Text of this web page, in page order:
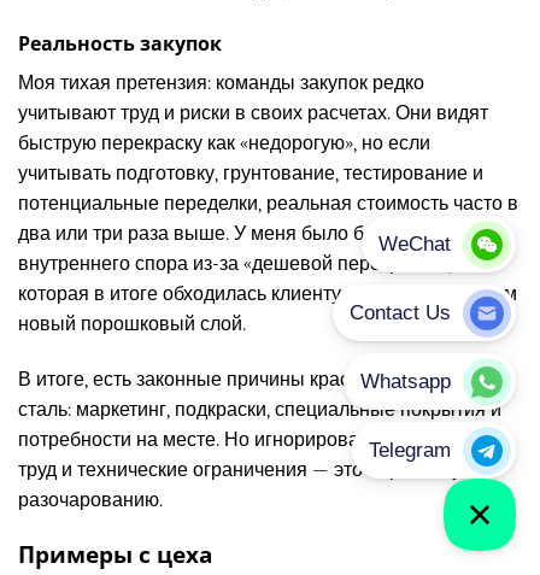
Реальность закупок
Моя тихая претензия: команды закупок редко
учитывают труд и риски в своих расчетах. Они видят
быструю перекраску как «недорогую», но если
учитывать подготовку, грунтование, тестирование и
потенциальные переделки, реальная стоимость часто в
два или три раза выше. У меня было больше одного
внутреннего спора из-за «дешевой перекраски»,
которая в итоге обходилась клиенту и цеху дороже, чем
новый порошковый слой.
В итоге, есть законные причины красить порошковую
сталь: маркетинг, подкраски, специальные покрытия и
потребности на месте. Но игнорировать подготовку,
труд и технические ограничения — это верный путь к
разочарованию.
Примеры с цеха